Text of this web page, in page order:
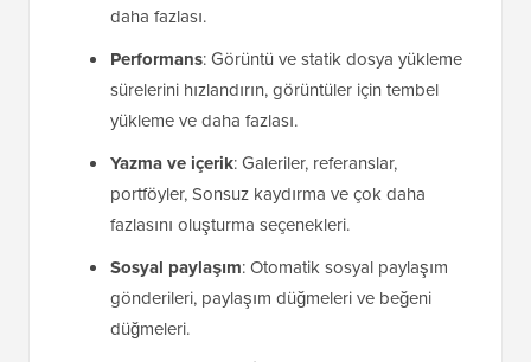
daha fazlası.
Performans: Görüntü ve statik dosya yükleme
sürelerini hızlandırın, görüntüler için tembel
yükleme ve daha fazlası.
Yazma ve içerik: Galeriler, referanslar,
portföyler, Sonsuz kaydırma ve çok daha
fazlasını oluşturma seçenekleri.
Sosyal paylaşım: Otomatik sosyal paylaşım
gönderileri, paylaşım düğmeleri ve beğeni
düğmeleri.